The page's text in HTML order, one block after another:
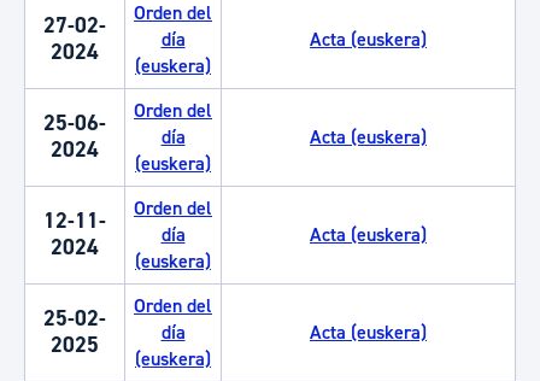
27-02-
2024
Orden del
día
(euskera)
Acta (euskera)
25-06-
2024
Orden del
día
(euskera)
Acta (euskera)
12-11-
2024
Orden del
día
(euskera)
Acta (euskera)
25-02-
2025
Orden del
día
(euskera)
Acta (euskera)